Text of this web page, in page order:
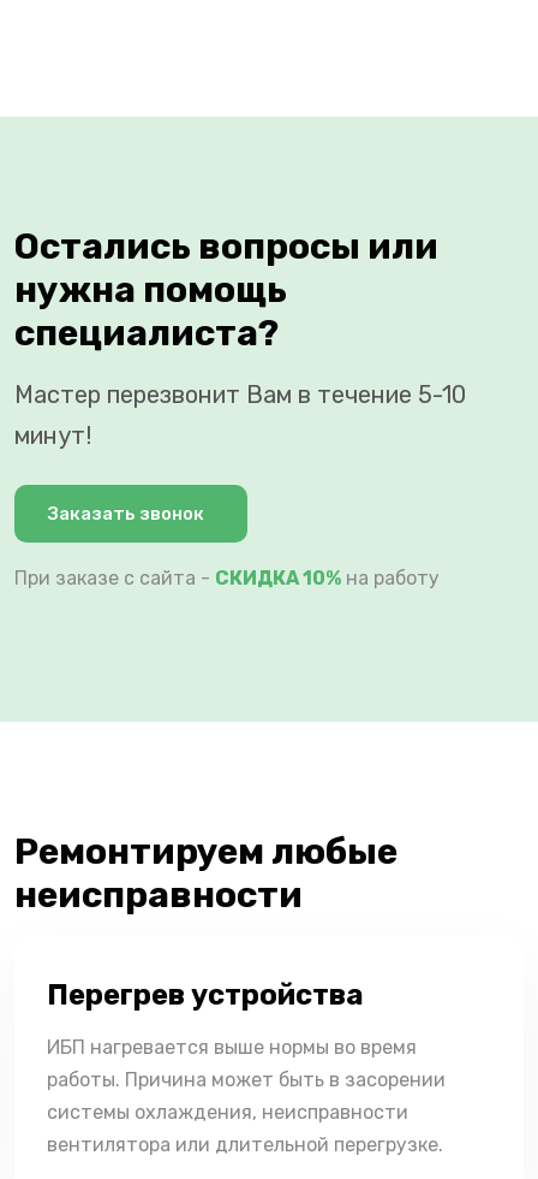
Остались вопросы или
нужна помощь
специалиста?
Мастер перезвонит Вам в течение 5-10
минут!
Заказать звонок
При заказе с сайта - СКИДКА 10% на работу
Ремонтируем любые
неисправности
Перегрев устройства
ИБП нагревается выше нормы во время
работы. Причина может быть в засорении
системы охлаждения, неисправности
вентилятора или длительной перегрузке.